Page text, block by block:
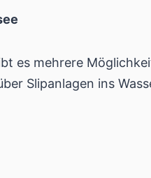
es mehrere
Slipanlagen ins